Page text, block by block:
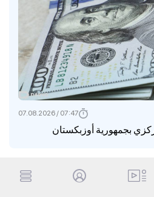
بجمهورية أوزبكستان
07:47 / 07.08.2026